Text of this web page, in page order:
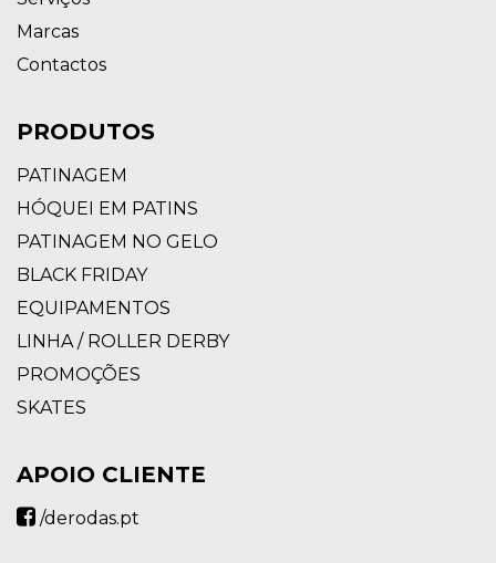
Marcas
Contactos
PRODUTOS
PATINAGEM
HÓQUEI EM PATINS
PATINAGEM NO GELO
BLACK FRIDAY
EQUIPAMENTOS
LINHA / ROLLER DERBY
PROMOÇÕES
SKATES
APOIO CLIENTE
/derodas.pt